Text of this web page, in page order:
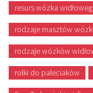
resurs wózka
rodzaje masztów
rodzaje wózków
rolki do paleciaków